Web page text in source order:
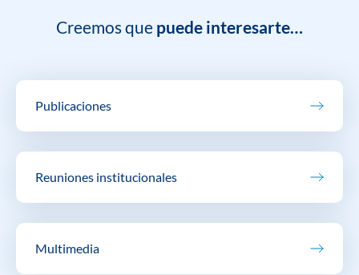
Creemos que puede interesarte…
Publicaciones
Reuniones institucionales
Multimedia